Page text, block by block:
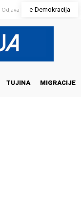
e-Demokracija
TUJINA MIGRACIJE